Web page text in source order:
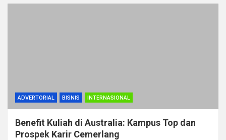
ADVERTORIAL BISNIS INTERNASIONAL
Benefit Kuliah di Australia: Kampus Top dan
Prospek Karir Cemerlang